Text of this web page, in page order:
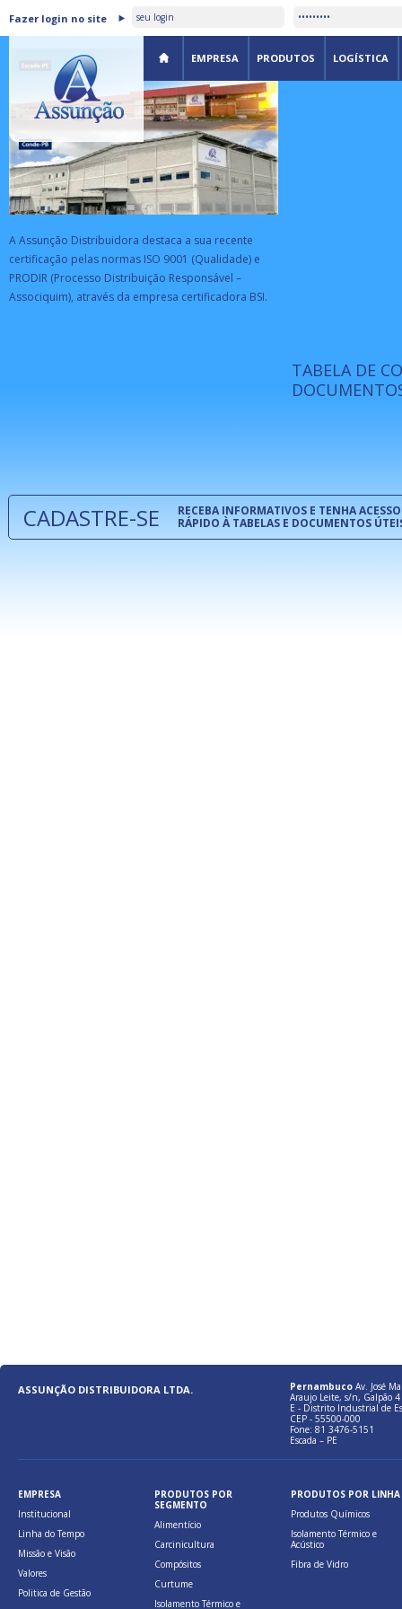
Fazer login no site
EMPRESA PRODUTOS LOGÍSTICA
ASSUNÇÃO DISTRIBUIDORA É
CERTIFICADA PELA BSI
A Assunção Distribuidora destaca a sua recente
certificação pelas normas ISO 9001 (Qualidade) e
PRODIR (Processo Distribuição Responsável –
Associquim), através da empresa certificadora BSI.
ISO 9001:
A
TABELA DE
CADASTRE-SE
RECEBA INFORMATIVOS E TENHA ACESSO
RÁPIDO À TABELAS E DOCUMENTOS
ASSUNÇÃO DISTRIBUIDORA LTDA. Pernambuco Av. José
Araujo Leite, s/n, Galpão 4
E - Distrito Industrial de
CEP - 55500-000
Fone: 81 3476-5151
Escada – PE
EMPRESA
Institucional
Linha do Tempo
Missão e Visão
Valores
Politica de Gestão
PRODUTOS POR
SEGMENTO
Alimentício
Carcinicultura
Compósitos
Curtume
Isolamento Térmico e
PRODUTOS POR LINHA
Produtos Químicos
Isolamento Térmico e
Acústico
Fibra de Vidro